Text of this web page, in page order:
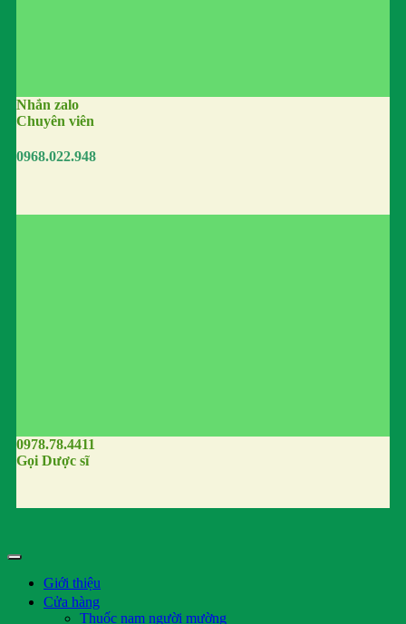
Nhắn zalo
Chuyên viên
0968.022.948
0978.78.4411
Gọi Dược sĩ
Giới thiệu
Cửa hàng
Thuốc nam người mường